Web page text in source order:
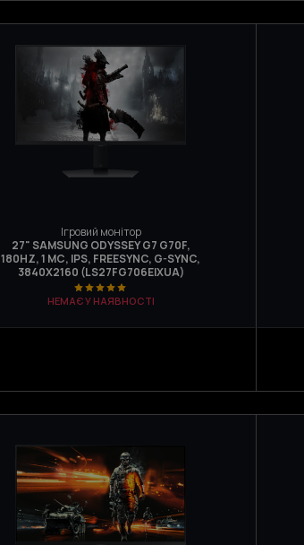
Ігровий монітор
27" SAMSUNG ODYSSEY G7 G70F,
180HZ, 1 МС, IPS, FREESYNC, G-SYNC,
3840X2160 (LS27FG706EIXUA)
НЕМАЄ У НАЯВНОСТІ